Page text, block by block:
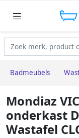
Badmeubels
Mondiaz
onderkast
Wastafel